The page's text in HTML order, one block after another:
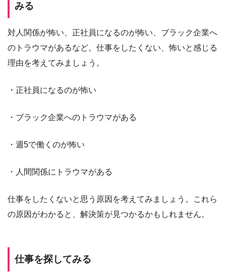
みる
対人関係が怖い、正社員になるのが怖い、ブラック企業へ
のトラウマがあるなど。仕事をしたくない、怖いと感じる
理由を考えてみましょう。
・正社員になるのが怖い
・ブラック企業へのトラウマがある
・週5で働くのが怖い
・人間関係にトラウマがある
仕事をしたくないと思う原因を考えてみましょう。これら
の原因がわかると、解決策が見つかるかもしれません。
仕事を探してみる